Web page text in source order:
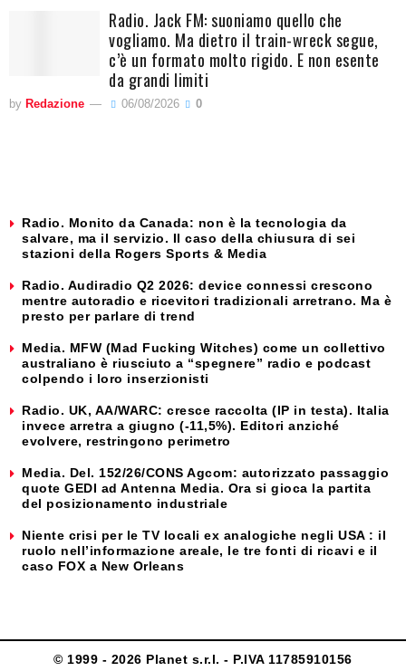
Radio. Jack FM: suoniamo quello che
vogliamo. Ma dietro il train-wreck segue,
c’è un formato molto rigido. E non esente
da grandi limiti
by Redazione 06/08/2026 0
Radio. Monito da Canada: non è la tecnologia da
salvare, ma il servizio. Il caso della chiusura di sei
stazioni della Rogers Sports & Media
Radio. Audiradio Q2 2026: device connessi crescono
mentre autoradio e ricevitori tradizionali arretrano. Ma è
presto per parlare di trend
Media. MFW (Mad Fucking Witches) come un collettivo
australiano è riusciuto a “spegnere” radio e podcast
colpendo i loro inserzionisti
Radio. UK, AA/WARC: cresce raccolta (IP in testa). Italia
invece arretra a giugno (-11,5%). Editori anziché
evolvere, restringono perimetro
Media. Del. 152/26/CONS Agcom: autorizzato passaggio
quote GEDI ad Antenna Media. Ora si gioca la partita
del posizionamento industriale
Niente crisi per le TV locali ex analogiche negli USA : il
ruolo nell’informazione areale, le tre fonti di ricavi e il
caso FOX a New Orleans
© 1999 - 2026 Planet s.r.l. - P.IVA 11785910156